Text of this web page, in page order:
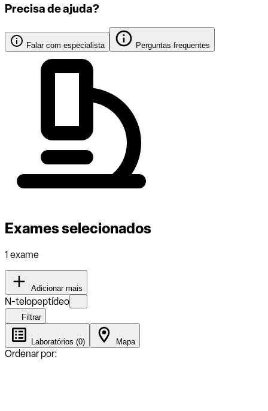
Precisa de ajuda?
Falar com especialista Perguntas frequentes
Exames selecionados
1 exame
Adicionar mais
N-telopeptídeo
Filtrar
Laboratórios (0) Mapa
Ordenar por: